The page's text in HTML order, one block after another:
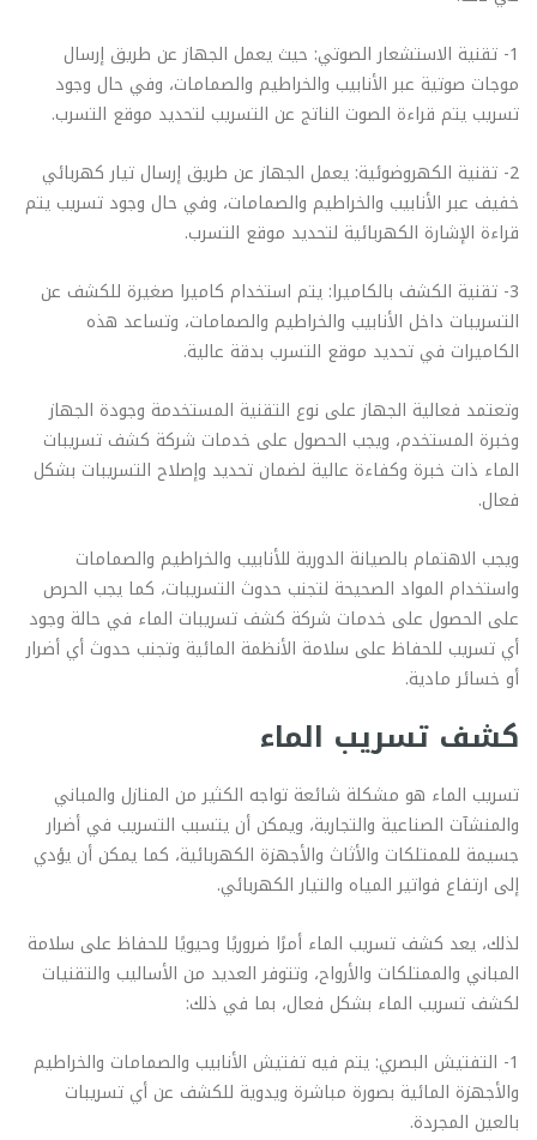
1- تقنية الاستشعار الصوتي: حيث يعمل الجهاز عن طريق إرسال
موجات صوتية عبر الأنابيب والخراطيم والصمامات، وفي حال وجود
تسريب يتم قراءة الصوت الناتج عن التسريب لتحديد موقع التسرب.
2- تقنية الكهروضوئية: يعمل الجهاز عن طريق إرسال تيار كهربائي
خفيف عبر الأنابيب والخراطيم والصمامات، وفي حال وجود تسريب يتم
قراءة الإشارة الكهربائية لتحديد موقع التسرب.
3- تقنية الكشف بالكاميرا: يتم استخدام كاميرا صغيرة للكشف عن
التسريبات داخل الأنابيب والخراطيم والصمامات، وتساعد هذه
الكاميرات في تحديد موقع التسرب بدقة عالية.
وتعتمد فعالية الجهاز على نوع التقنية المستخدمة وجودة الجهاز
وخبرة المستخدم، ويجب الحصول على خدمات شركة كشف تسريبات
الماء ذات خبرة وكفاءة عالية لضمان تحديد وإصلاح التسريبات بشكل
فعال.
ويجب الاهتمام بالصيانة الدورية للأنابيب والخراطيم والصمامات
واستخدام المواد الصحيحة لتجنب حدوث التسريبات، كما يجب الحرص
على الحصول على خدمات شركة كشف تسريبات الماء في حالة وجود
أي تسريب للحفاظ على سلامة الأنظمة المائية وتجنب حدوث أي أضرار
أو خسائر مادية.
كشف تسريب الماء
تسريب الماء هو مشكلة شائعة تواجه الكثير من المنازل والمباني
والمنشآت الصناعية والتجارية، ويمكن أن يتسبب التسريب في أضرار
جسيمة للممتلكات والأثاث والأجهزة الكهربائية، كما يمكن أن يؤدي
إلى ارتفاع فواتير المياه والتيار الكهربائي.
لذلك، يعد كشف تسريب الماء أمرًا ضروريًا وحيويًا للحفاظ على سلامة
المباني والممتلكات والأرواح، وتتوفر العديد من الأساليب والتقنيات
لكشف تسريب الماء بشكل فعال، بما في ذلك:
1- التفتيش البصري: يتم فيه تفتيش الأنابيب والصمامات والخراطيم
والأجهزة المائية بصورة مباشرة ويدوية للكشف عن أي تسريبات
بالعين المجردة.